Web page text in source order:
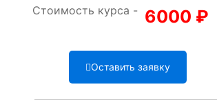
Стоимость курса - 6000 ₽
Оставить заявку